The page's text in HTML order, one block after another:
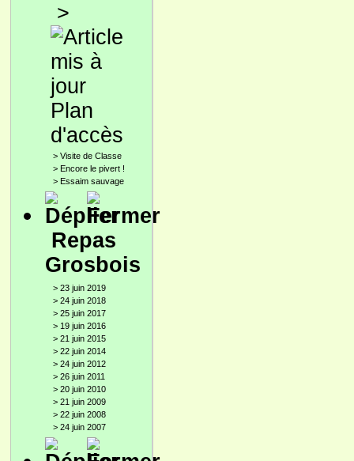
>
Plan
d'accès
> Visite de Classe
> Encore le pivert !
> Essaim sauvage
Repas
Grosbois
> 23 juin 2019
> 24 juin 2018
> 25 juin 2017
> 19 juin 2016
> 21 juin 2015
> 22 juin 2014
> 24 juin 2012
> 26 juin 2011
> 20 juin 2010
> 21 juin 2009
> 22 juin 2008
> 24 juin 2007